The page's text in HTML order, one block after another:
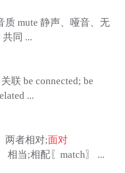
质 mute 静声、哑音、无
共同 ...
联 be connected; be
...
两者相对;面对
相当;相配〖match〗 ...